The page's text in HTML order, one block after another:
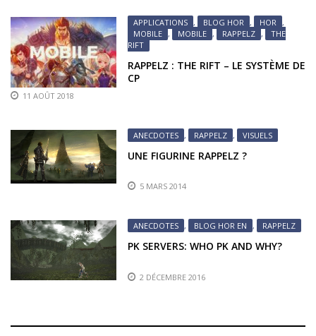
APPLICATIONS , BLOG HOR , HOR
,
MOBILE , MOBILE , RAPPELZ ,
THE
RIFT
RAPPELZ : THE RIFT – LE SYSTÈME DE
CP
11 AOÛT 2018
ANECDOTES , RAPPELZ , VISUELS
UNE FIGURINE RAPPELZ ?
5 MARS 2014
ANECDOTES , BLOG HOR EN , RAPPELZ
PK SERVERS: WHO PK AND WHY?
2 DÉCEMBRE 2016